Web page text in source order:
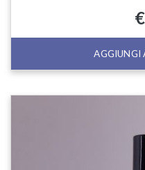
€
AGGIUNGI